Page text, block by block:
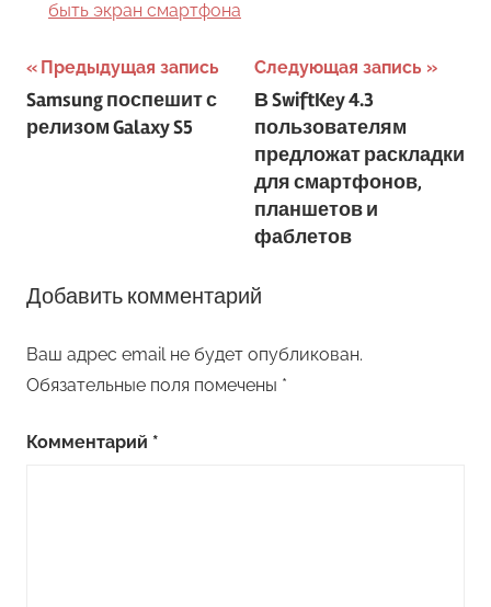
быть экран смартфона
Навигация
по
Предыдущая запись
Samsung поспешит с
релизом Galaxy S5
Следующая запись
В SwiftKey 4.3
пользователям
предложат раскладки
для смартфонов,
планшетов и
фаблетов
Добавить комментарий
Ваш адрес email не будет опубликован.
Обязательные поля помечены *
Комментарий *